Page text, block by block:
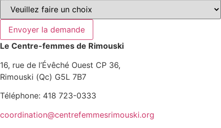
Envoyer la demande
Le Centre-femmes de Rimouski
16, rue de l’Évêché Ouest CP 36,
Rimouski (Qc) G5L 7B7
Téléphone: 418 723-0333
coordination@centrefemmesrimouski.org